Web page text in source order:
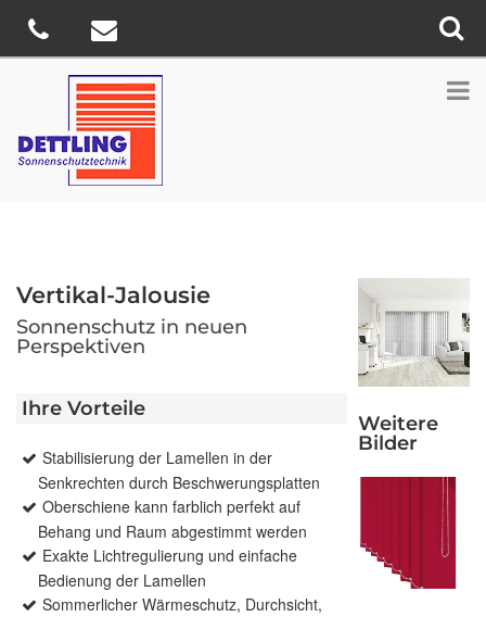
Vertikal-Jalousie
Sonnenschutz in neuen
Perspektiven
Ihre Vorteile
Stabilisierung der Lamellen in der
Senkrechten durch Beschwerungsplatten
Oberschiene kann farblich perfekt auf
Behang und Raum abgestimmt werden
Exakte Lichtregulierung und einfache
Bedienung der Lamellen
Sommerlicher Wärmeschutz, Durchsicht,
Weitere
Bilder